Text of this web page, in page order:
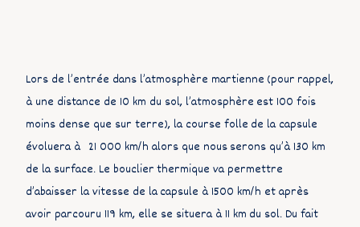
Lors de l’entrée dans l’atmosphère martienne (pour rappel,
à une distance de 10 km du sol, l’atmosphère est 100 fois
moins dense que sur terre), la course folle de la capsule
évoluera à 21 000 km/h alors que nous serons qu’à 130 km
de la surface. Le bouclier thermique va permettre
d’abaisser la vitesse de la capsule à 1500 km/h et après
avoir parcouru 119 km, elle se situera à 11 km du sol. Du fait